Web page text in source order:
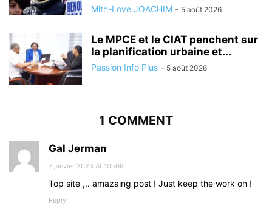
Mith-Love JOACHIM - 5 août 2026
Le MPCE et le CIAT penchent sur
la planification urbaine et...
Passion Info Plus - 5 août 2026
1 COMMENT
Gal Jerman
7 janvier 2023 At 10h09
Top site ,.. amazaing post ! Just keep the work on !
Reply